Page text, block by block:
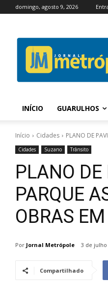
domingo, agosto 9, 2026
INÍCIO GUARULHOS
Início Cidades PLANO DE
Cidades Suzano Trânsito
PLANO
PARQUE
OBRAS
Por Jornal Metrópole 3 de julho
Compartilhado